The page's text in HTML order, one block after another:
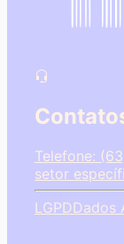
Telefone:
setor
LGPDDados